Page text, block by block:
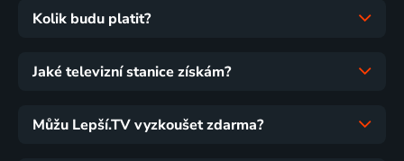
Kolik budu platit?
Jaké televizní stanice získám?
Můžu Lepší.TV vyzkoušet zdarma?